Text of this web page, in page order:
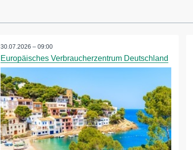
30.07.2026 – 09:00
Europäisches Verbraucherzentrum Deutschland